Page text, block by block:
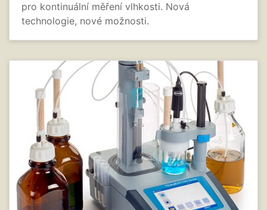
pro kontinuální měření vlhkosti. Nová
technologie, nové možnosti.